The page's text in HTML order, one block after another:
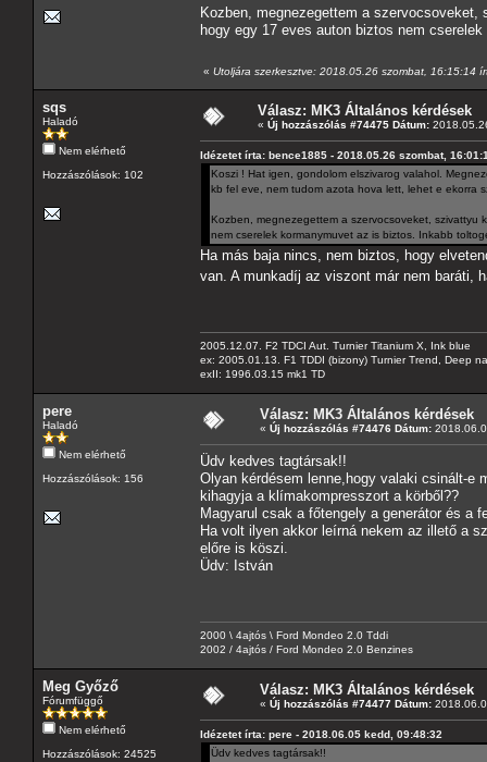
Kozben, megnezegettem a
hogy egy 17 eves auton biztos nem
« Utoljára szerkesztve: 2018.05.26 szombat, 16:15:14
sqs
Haladó
Nem elérhető
Hozzászólások: 102
Válasz: MK3 Általános kérdések
« Új hozzászólás #74475 Dátum:
Idézetet írta: bence1885 - 2018.05.26 szombat,
Koszi ! Hat igen, gondolom elszivarog valahol.
kb fel eve, nem tudom azota hova lett, lehet e ekorra
Kozben, megnezegettem a szervocsoveket,
nem cserelek kormanymuvet az is biztos. Inkabb
Ha más baja nincs, nem biztos, hogy
van. A munkadíj az viszont már nem baráti,
2005.12.07. F2 TDCI Aut. Turnier Titanium X, Ink blue
ex: 2005.01.13. F1 TDDI (bizony) Turnier Trend, Deep
exII: 1996.03.15 mk1 TD
pere
Haladó
Nem elérhető
Hozzászólások: 156
Válasz: MK3 Általános kérdések
« Új hozzászólás #74476 Dátum:
Üdv kedves tagtársak!!
Olyan kérdésem lenne,hogy valaki csinált-e
kihagyja a klímakompresszort a körből??
Magyarul csak a főtengely a generátor és a
Ha volt ilyen akkor leírná nekem az illető a
előre is köszi.
Üdv: István
2000 \ 4ajtós \ Ford Mondeo 2.0 Tddi
2002 / 4ajtós / Ford Mondeo 2.0 Benzines
Meg Győző
Fórumfüggő
Nem elérhető
Hozzászólások: 24525
Válasz: MK3 Általános kérdések
« Új hozzászólás #74477 Dátum:
Idézetet írta: pere - 2018.06.05 kedd, 09:48:32
Üdv kedves tagtársak!!